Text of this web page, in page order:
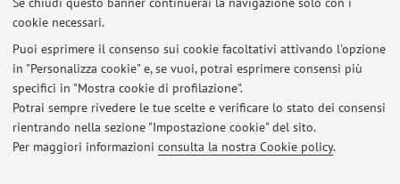
cookie necessari.
Puoi esprimere il consenso sui cookie facoltativi attivando l'opzione
in "Personalizza cookie" e, se vuoi, potrai esprimere consensi più
specifici in "Mostra cookie di profilazione".
Potrai sempre rivedere le tue scelte e verificare lo stato dei consensi
rientrando nella sezione "Impostazione cookie" del sito.
Per maggiori informazioni consulta la nostra Cookie policy.
Al momento non sono presenti avvisi.
Area riservata
Accedi tramiteloginper gestire tutti i contenuti del sito.